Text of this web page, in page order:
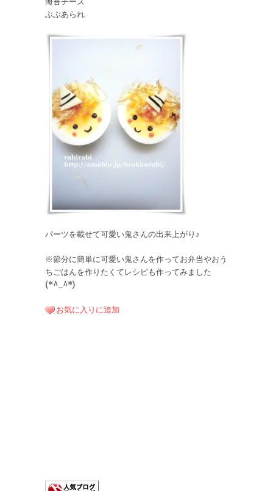
ぶぶあられ
パーツを載せて可愛い鬼さんの出来上がり♪
※節分に簡単に可愛い鬼さんを作ってお弁当やおう
ちごはんを作りたくてレシピも作ってみました
(*^_^*)
お気に入りに追加